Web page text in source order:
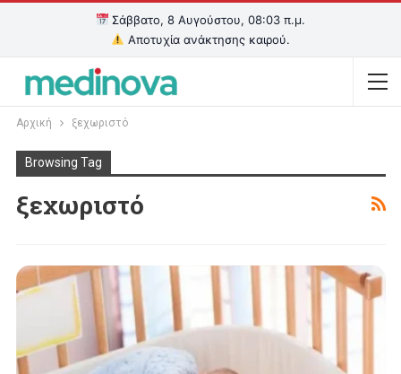
Σάββατο, 8 Αυγούστου, 08:03 π.μ.
Αποτυχία ανάκτησης καιρού.
Αρχική ξεχωριστό
Browsing Tag
ξεχωριστό